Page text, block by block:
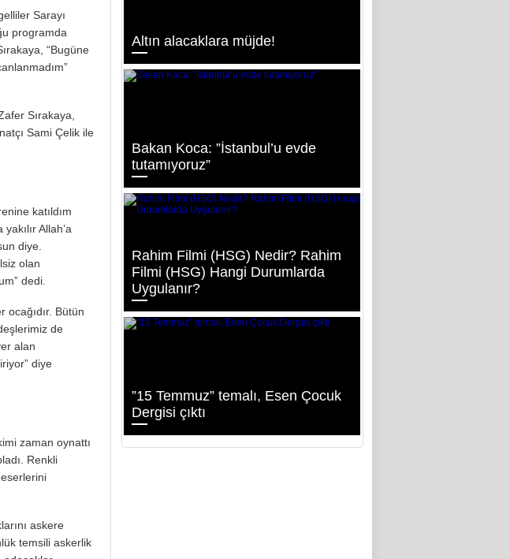
Sarayı
programda
“Bugüne
Sırakaya,
Sami Çelik ile
katıldım
Allah’a
diye.
olan
dedi.
ocağıdır. Bütün
de
alan
diye
zaman oynattı
Renkli
askere
temsili askerlik
Altın alacaklara müjde!
Bakan Koca: ”İstanbul’u evde
tutamıyoruz”
Rahim Filmi (HSG) Nedir? Rahim
Filmi (HSG) Hangi Durumlarda
Uygulanır?
”15 Temmuz” temalı, Esen Çocuk
Dergisi çıktı